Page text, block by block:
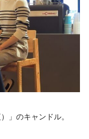
」のキャンドル。